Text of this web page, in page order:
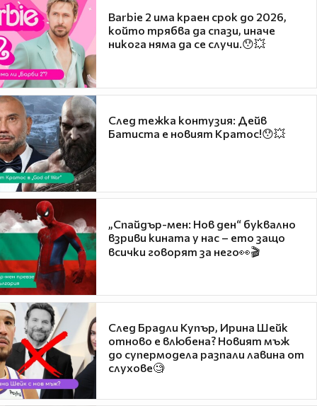
Barbie 2 има краен срок до 2026,
който трябва да спази, иначе
никога няма да се случи.😯💥
След тежка контузия: Дейв
Батиста е новият Кратос!😯💥
„Спайдър-мен: Нов ден“ буквално
взриви кината у нас – ето защо
всички говорят за него👀🎬
След Брадли Купър, Ирина Шейк
отново е влюбена? Новият мъж
до супермодела разпали лавина от
слухове🧐